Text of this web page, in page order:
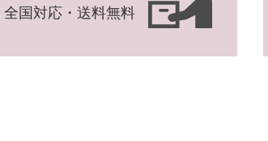
全国対応・送料無料